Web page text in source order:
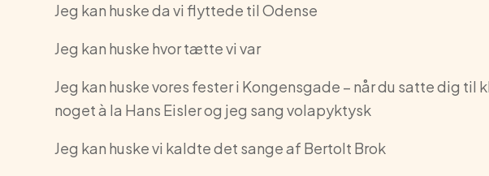
Jeg kan huske da vi flyttede til Odense
Jeg kan huske hvor tætte vi var
Jeg kan huske vores fester i Kongensgade – når du satte dig til
noget à la Hans Eisler og jeg sang volapyktysk
Jeg kan huske vi kaldte det sange af Bertolt Brok